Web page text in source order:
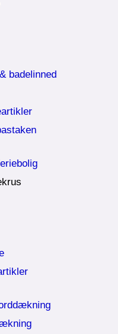
badelinned